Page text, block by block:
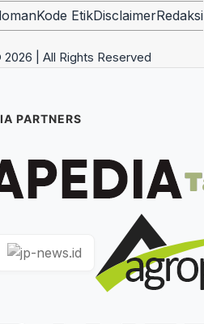
Kode EtikDisclaimerRedaksi
| All Rights Reserved
PARTNERS